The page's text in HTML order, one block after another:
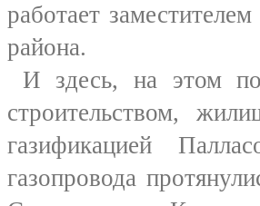
работает
района.
И здесь, на этом
строительством,
газификацией
газопровода